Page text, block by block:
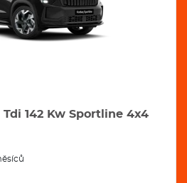
Tdi 142 Kw Sportline 4x4